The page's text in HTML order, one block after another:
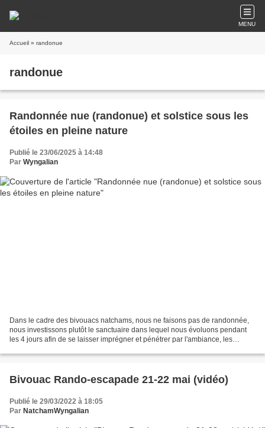
MENU
Accueil » randonue
randonue
Randonnée nue (randonue) et solstice sous les
étoiles en pleine nature
Publié le 23/06/2025 à 14:48
Par Wyngalian
Dans le cadre des bivouacs natchams, nous ne faisons pas de randonnée,
nous investissons plutôt le sanctuaire dans lequel nous évoluons pendant
les 4 jours afin de se laisser imprégner et pénétrer par l'ambiance, les
Bivouac Rando-escapade 21-22 mai (vidéo)
Publié le 29/03/2022 à 18:05
Par NatchamWyngalian